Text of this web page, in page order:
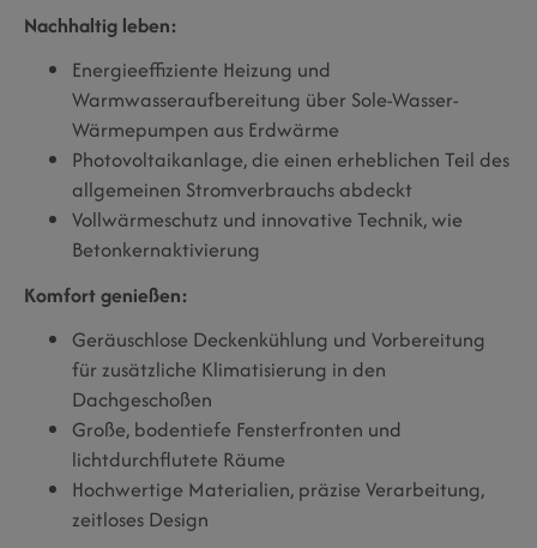
Nachhaltig leben:
Energieeffiziente Heizung und
Warmwasseraufbereitung über Sole-Wasser-
Wärmepumpen aus Erdwärme
Photovoltaikanlage, die einen erheblichen Teil des
allgemeinen Stromverbrauchs abdeckt
Vollwärmeschutz und innovative Technik, wie
Betonkernaktivierung
Komfort genießen:
Geräuschlose Deckenkühlung und Vorbereitung
für zusätzliche Klimatisierung in den
Dachgeschoßen
Große, bodentiefe Fensterfronten und
lichtdurchflutete Räume
Hochwertige Materialien, präzise Verarbeitung,
zeitloses Design